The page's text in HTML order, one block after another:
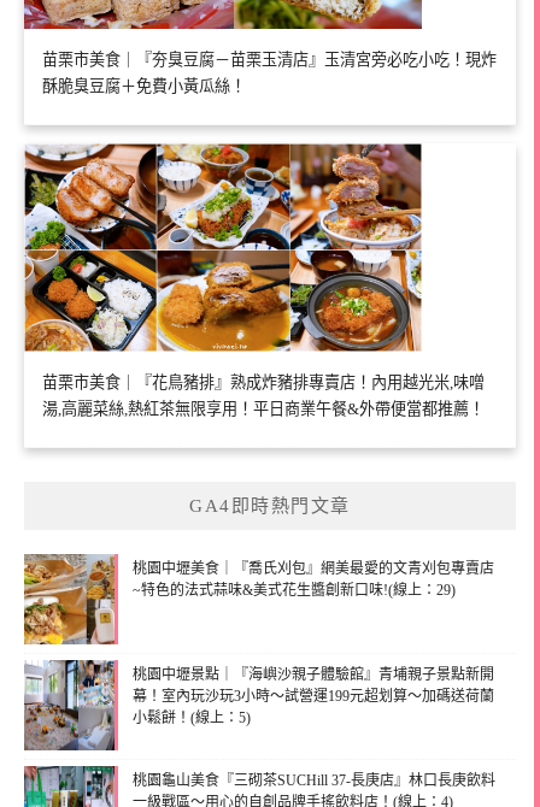
苗栗市美食｜『夯臭豆腐－苗栗玉清店』玉清宮旁必吃小吃！現炸
酥脆臭豆腐＋免費小黃瓜絲！
苗栗市美食｜『花鳥豬排』熟成炸豬排專賣店！內用越光米,味噌
湯,高麗菜絲,熱紅茶無限享用！平日商業午餐&外帶便當都推薦！
GA4即時熱門文章
桃園中壢美食｜『喬氏刈包』網美最愛的文青刈包專賣店
~特色的法式蒜味&美式花生醬創新口味!(線上：29)
桃園中壢景點｜『海嶼沙親子體驗館』青埔親子景點新開
幕！室內玩沙玩3小時～試營運199元超划算～加碼送荷蘭
小鬆餅！(線上：5)
桃園龜山美食『三砌茶SUCHill 37-長庚店』林口長庚飲料
一級戰區～用心的自創品牌手搖飲料店！(線上：4)